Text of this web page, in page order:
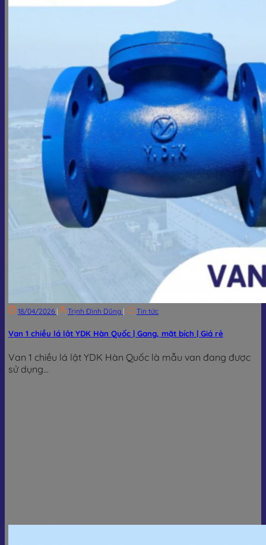
18/04/2026 | Trịnh Đình Dũng | Tin tức
Van 1 chiều lá lật YDK Hàn Quốc | Gang, mặt bích | Giá rẻ
Van 1 chiều lá lật YDK Hàn Quốc là mẫu van đang được
sử dụng...